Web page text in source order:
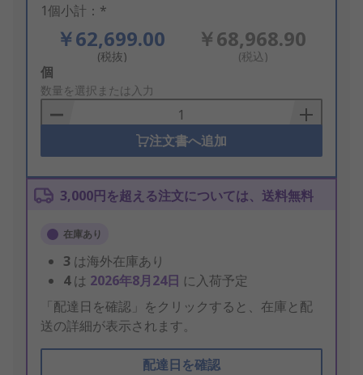
1個小計：*
￥62,699.00
(税抜)
￥68,968.90
(税込)
Add
to
Basket
個
数量を選択または入力
注文書へ追加
3,000円を超える注文については、送料無料
在庫あり
3 は海外在庫あり
4は 2026年8月24日 に入荷予定
「配達日を確認」をクリックすると、在庫と配
送の詳細が表示されます。
配達日を確認